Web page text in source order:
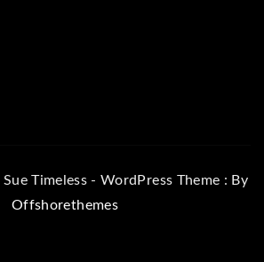
Timeless - WordPress Theme : By
Offshorethemes